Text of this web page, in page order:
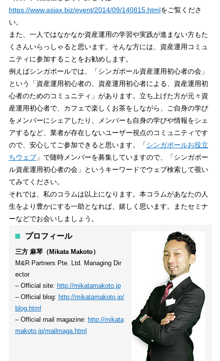
https://www.asiax.biz/event/2014/09/140815.htmlをご覧くださ
い。
また、一人ではなかなか資産運用の学習や実践が進まない方もた
くさんいらっしゃると思います。そんな方には、資産運用コミュ
ニティに参加することをお勧めします。
例えばシンガポールでは、「シンガポール資産運用初心者の会」
という「資産運用初心者の、資産運用初心者による、資産運用初
心者のためのコミュニティ」があります。立ち上げた方が元々資
産運用初心者で、カフェで楽しくお茶をしながら、ご自身の学び
をメンバーにシェアしたり、メンバーも自身の学びや情報をシェ
アするなど、業者が存在しないユーザー視点のコミュニティです
ので、安心してご参加できると思います。「シンガポールお役立
ちウェブ」で随時メンバーを募集していますので、「シンガポー
ル資産運用初心者の会」というキーワードでウェブ検索して覗い
てみてください。
それでは、私のコラムは以上になります。本コラムがあなたの人
生をより豊かにする一助となれば、嬉しく思います。またセミナ
ーなどでお会いしましょう。
プロフィール
三方 麻琴（Mikata Makoto）
M&R Partners Pte. Ltd. Managing Dir
ector
– Official site: http://mikatamakoto.jp
– Official blog: http://mikatamakoto.jp/
blog.html
– Official mail magazine: http://mikata
makoto.jp/mailmaga.html